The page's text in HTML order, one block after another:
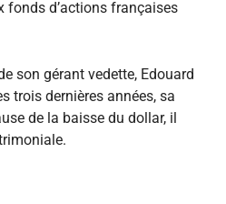
fonds d’actions françaises
son gérant vedette, Edouard
trois dernières années, sa
de la baisse du dollar, il